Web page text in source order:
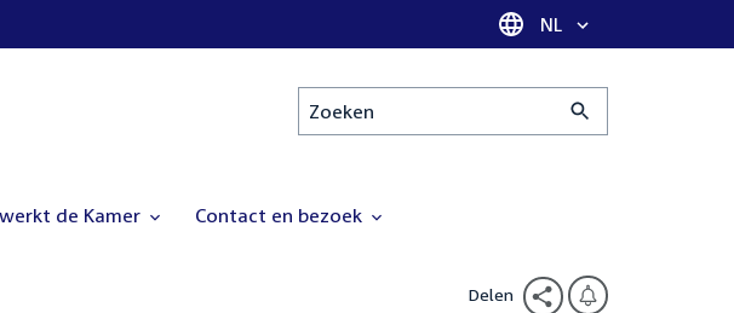
Taal selectie
NL
Zoeken
de Kamer Contact en bezoek
Delen